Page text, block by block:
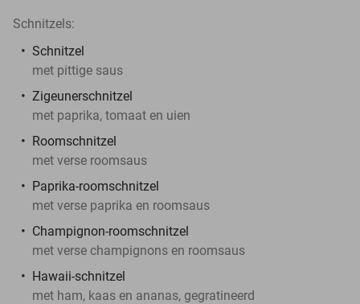
Schnitzels:
Schnitzel
met pittige saus
Zigeunerschnitzel
met paprika, tomaat en uien
Roomschnitzel
met verse roomsaus
Paprika-roomschnitzel
met verse paprika en roomsaus
Champignon-roomschnitzel
met verse champignons en roomsaus
Hawaii-schnitzel
met ham, kaas en ananas, gegratineerd